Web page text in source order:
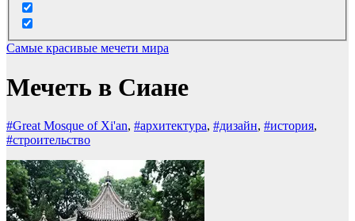
Самые красивые мечети мира
Мечеть в Сиане
#Great Mosque of Xi'an, #архитектура, #дизайн, #история,
#строительство